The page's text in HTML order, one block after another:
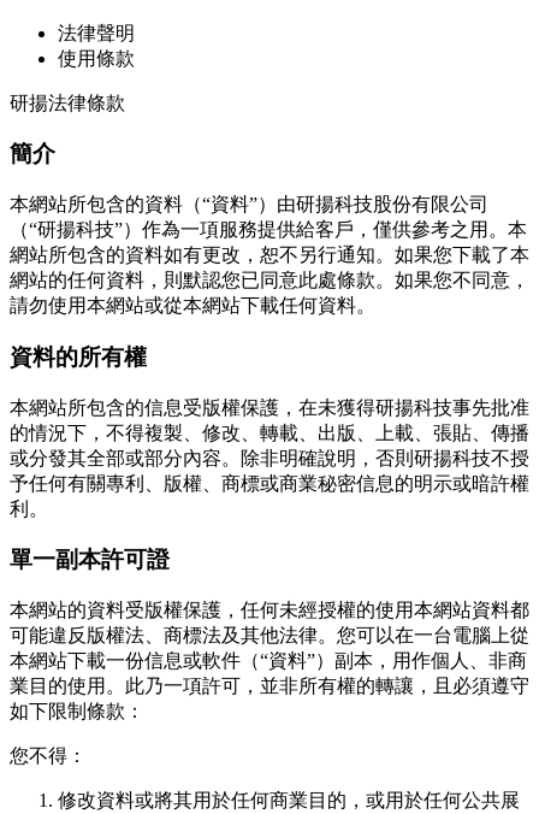
法律聲明
使用條款
研揚法律條款
簡介
本網站所包含的資料（“資料”）由研揚科技股份有限公司
（“研揚科技”）作為一項服務提供給客戶，僅供參考之用。本
網站所包含的資料如有更改，恕不另行通知。如果您下載了本
網站的任何資料，則默認您已同意此處條款。如果您不同意，
請勿使用本網站或從本網站下載任何資料。
資料的所有權
本網站所包含的信息受版權保護，在未獲得研揚科技事先批准
的情況下，不得複製、修改、轉載、出版、上載、張貼、傳播
或分發其全部或部分內容。除非明確說明，否則研揚科技不授
予任何有關專利、版權、商標或商業秘密信息的明示或暗許權
利。
單一副本許可證
本網站的資料受版權保護，任何未經授權的使用本網站資料都
可能違反版權法、商標法及其他法律。您可以在一台電腦上從
本網站下載一份信息或軟件（“資料”）副本，用作個人、非商
業目的使用。此乃一項許可，並非所有權的轉讓，且必須遵守
如下限制條款：
您不得：
修改資料或將其用於任何商業目的，或用於任何公共展